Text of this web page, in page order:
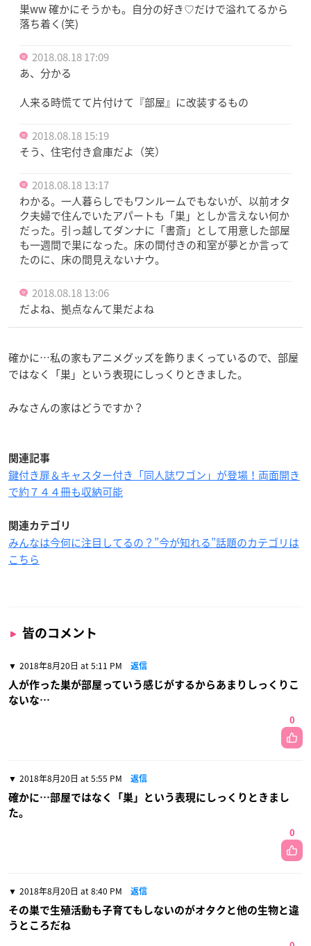
巣ww 確かにそうかも。自分の好き♡だけで溢れてるから
落ち着く(笑)
2018.08.18 17:09
あ、分かる
人来る時慌てて片付けて『部屋』に改装するもの
2018.08.18 15:19
そう、住宅付き倉庫だよ（笑）
2018.08.18 13:17
わかる。一人暮らしでもワンルームでもないが、以前オタ
ク夫婦で住んでいたアパートも「巣」としか言えない何か
だった。引っ越してダンナに「書斎」として用意した部屋
も一週間で巣になった。床の間付きの和室が夢とか言って
たのに、床の間見えないナウ。
2018.08.18 13:06
だよね、拠点なんて巣だよね
確かに…私の家もアニメグッズを飾りまくっているので、部屋
ではなく「巣」という表現にしっくりときました。
みなさんの家はどうですか？
関連記事
鍵付き扉＆キャスター付き「同人誌ワゴン」が登場！両面開き
で約７４４冊も収納可能
関連カテゴリ
みんなは今何に注目してるの？”今が知れる”話題のカテゴリは
こちら
皆のコメント
2018年8月20日 at 5:11 PM 返信
人が作った巣が部屋っていう感じがするからあまりしっくりこ
ないな…
0
2018年8月20日 at 5:55 PM 返信
確かに…部屋ではなく「巣」という表現にしっくりときまし
た。
0
2018年8月20日 at 8:40 PM 返信
その巣で生殖活動も子育てもしないのがオタクと他の生物と違
うところだね